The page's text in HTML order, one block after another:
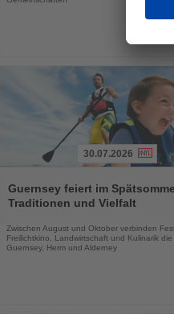
Sie
die
30.07.2026
Guernsey feiert im
Traditionen und Vielfalt
Zwischen August und Oktober verbinden
Freilichtkino, Landwirtschaft und Kulinarik die
Guernsey, Herm und Alderney